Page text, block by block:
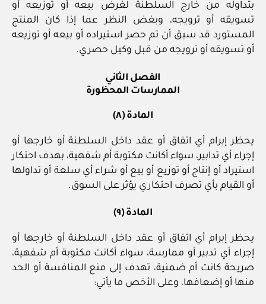
بتداوله من خارج السلطنة لغرض بيعه أو توزيعه أو
تسويقه أو ترويجه، وبغض النظر عما إذا كان المنتج
المستورد قد سبق أن تم حصر استيراده أو بيعه أو توزيعه
أو تسويقه أو ترويجه من قبل وكيل حصري.
الفصل الثاني
الممارسات المحظورة
المادة (٨)
يحظر إبرام أي اتفاق أو عقد داخل السلطنة أو خارجها أو
إجراء أي تدابير، سواء أكانت مكتوبة أم شفهية، بهدف احتكار
استيراد أو إنتاج أو توزيع أو بيع أو شراء أي سلعة أو تداولها
أو القيام بأي تصرف احتكاري يؤثر على السوق.
المادة (٩)
يحظر إبرام أي اتفاق أو عقد داخل السلطنة أو خارجها أو
إجراء أي تدبير أو ممارسة، سواء أكانت مكتوبة أم شفهية،
صريحة كانت أم ضمنية، تهدف إلى منع المنافسة أو الحد
منها أو إضعافها، وعلى الأخص ما يأتي: